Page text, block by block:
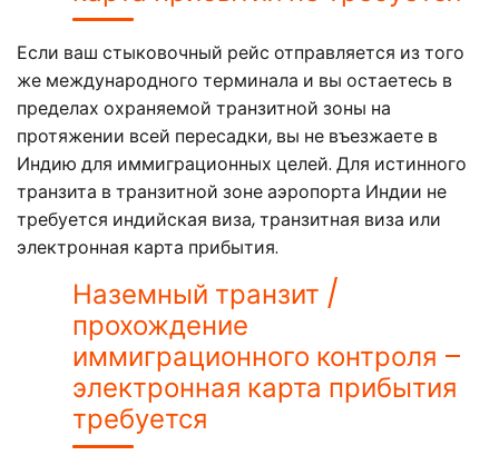
Если ваш стыковочный рейс отправляется из того
же международного терминала и вы остаетесь в
пределах охраняемой транзитной зоны на
протяжении всей пересадки, вы не въезжаете в
Индию для иммиграционных целей. Для истинного
транзита в транзитной зоне аэропорта Индии не
требуется индийская виза, транзитная виза или
электронная карта прибытия.
Наземный транзит /
прохождение
иммиграционного контроля –
электронная карта прибытия
требуется